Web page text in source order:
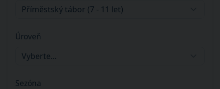
Příměstský tábor (7 - 11 let)
Úroveň
Vyberte...
Sezóna